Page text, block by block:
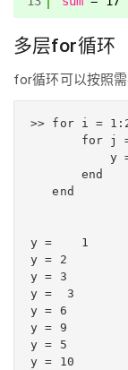
多层for循环
for循环可以按照需
>> for i =
for j
y
       end
   end
y =    1
y = 2
y = 3
y =  3
y = 6
y = 9
y = 5
y = 10